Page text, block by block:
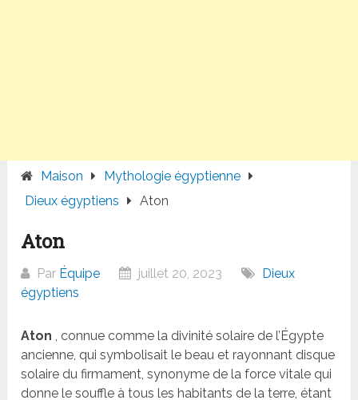
Maison
Mythologie égyptienne
Dieux égyptiens
Aton
Aton
Par Équipe juillet 20, 2023
Dieux
égyptiens
Aton , connue comme la divinité solaire de l’Égypte
ancienne, qui symbolisait le beau et rayonnant disque
solaire du firmament, synonyme de la force vitale qui
donne le souffle à tous les habitants de la terre, étant